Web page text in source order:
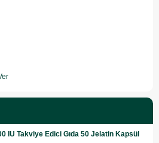
IU Takviye Edici Gıda 50 Jelatin Kapsül